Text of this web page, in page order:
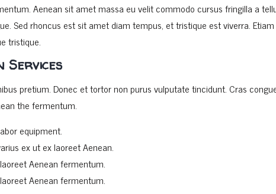
Aenean sit amet massa eu velit commodo cursus fringilla a
Sed rhoncus est sit amet diam tempus, et tristique est viverra.
tristique.
Services
pretium. Donec et tortor non purus vulputate tincidunt. Cras
the fermentum.
equipment.
ex ut ex laoreet Aenean.
Aenean fermentum.
Aenean fermentum.